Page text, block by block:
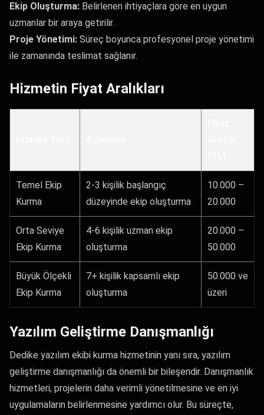
Ekip Oluşturma: Belirlenen ihtiyaçlara göre en uygun
uzmanlar bir araya getirilir.
Proje Yönetimi: Süreç boyunca profesyonel proje yönetimi
ile zamanında teslimat sağlanır.
Hizmetin Fiyat Aralıkları
Temel Ekip
Kurma
2-3 kişilik başlangıç
düzeyinde ekip oluşturma
10.000 –
20.000
Orta Seviye
Ekip Kurma
4-6 kişilik uzman ekip
oluşturma
20.000 –
50.000
Büyük Ölçekli
Ekip Kurma
7+ kişilik kapsamlı ekip
oluşturma
50.000 ve
üzeri
Yazılım Geliştirme Danışmanlığı
Dedike yazılım ekibi kurma hizmetinin yanı sıra, yazılım
geliştirme danışmanlığı da önemli bir bileşendir. Danışmanlık
hizmetleri, projelerin daha verimli yönetilmesine ve en iyi
uygulamaların belirlenmesine yardımcı olur. Bu süreçte,